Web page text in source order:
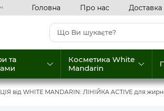
Головна Про нас Доставка
та
Косметика White
Mandarin
від WHITE MANDARIN: ЛІНІЙКА ACTIVE для